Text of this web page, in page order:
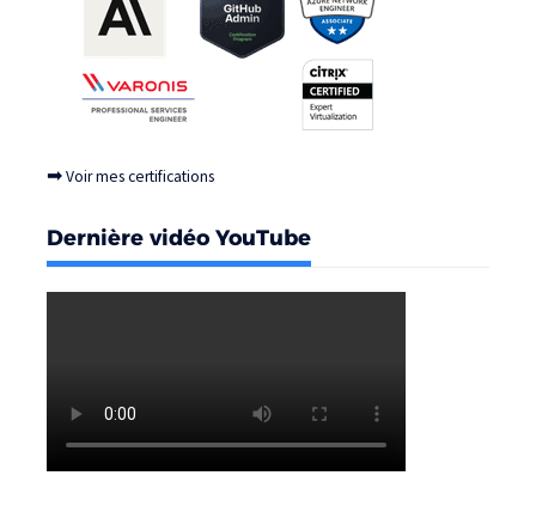
➡Voir mes certifications
Dernière vidéo YouTube